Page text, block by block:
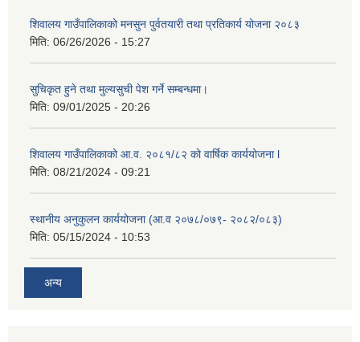
शिवालय गाउँपालिकाको मनसुन पुर्वतयारी तथा प्रतिकार्य योजना २०८३
मिति: 06/26/2026 - 15:27
सुचिकृत हुने तथा मुल्यसुची पेश गर्ने सम्बन्धमा।
मिति: 09/01/2025 - 20:26
शिवालय गाउँपालिकाको आ.व. २०८१/८२ को वार्षिक कार्ययोजना l
मिति: 08/21/2024 - 09:21
स्थानीय अनुकुलन कार्ययोजना (आ.व २०७८/०७९- २०८२/०८३)
मिति: 05/15/2024 - 10:53
अन्य